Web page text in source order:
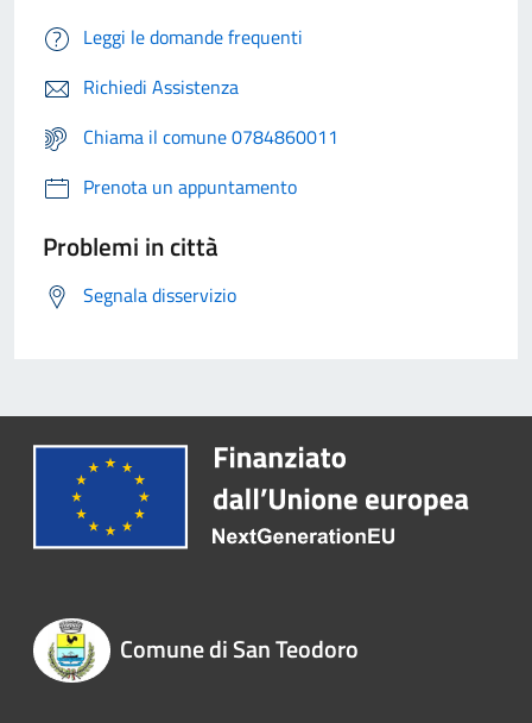
Leggi le domande frequenti
Richiedi Assistenza
Chiama il comune 0784860011
Prenota un appuntamento
Problemi in città
Segnala disservizio
Comune di San Teodoro